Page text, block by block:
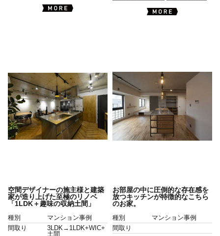
空間デザイナーの施主様と建築
家が造り上げた至極のリノベ
「1LDK＋趣味の収納土間」
種別
マンション事例
間取り
3LDK→1LDK+WIC+
土間
お部屋の中に圧倒的な存在感を
放つキッチンが特徴的なこちら
のお家。
種別
マンション事例
間取り